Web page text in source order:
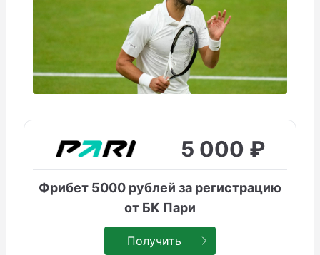
5 000 ₽
Фрибет 5000 рублей за регистрацию
от БК Пари
Получить